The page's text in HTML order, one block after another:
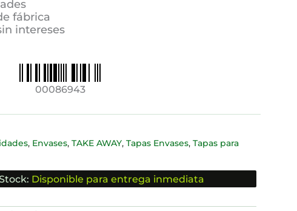
fábrica
intereses
00086943
, Envases, TAKE AWAY, Tapas Envases, Tapas para
Disponible para entrega inmediata